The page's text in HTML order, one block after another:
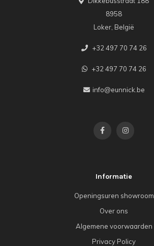
8958
Loker, België
+32 497 70 74 26
+32 497 70 74 26
info@eunnick.be
Informatie
Openingsuren showroom
Over ons
Algemene voorwaarden
Privacy Policy